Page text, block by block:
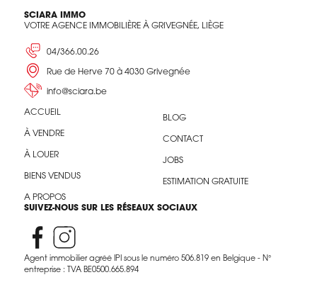
SCIARA IMMO
VOTRE AGENCE IMMOBILIÈRE À GRIVEGNÉE, LIÈGE
04/366.00.26
Rue de Herve 70 à 4030 Grivegnée
info@sciara.be
ACCUEIL
À VENDRE
À LOUER
BIENS VENDUS
A PROPOS
BLOG
CONTACT
JOBS
ESTIMATION GRATUITE
SUIVEZ-NOUS SUR LES RÉSEAUX SOCIAUX
Agent immobilier agréé IPI sous le numéro 506.819 en Belgique - N°
entreprise : TVA BE0500.665.894